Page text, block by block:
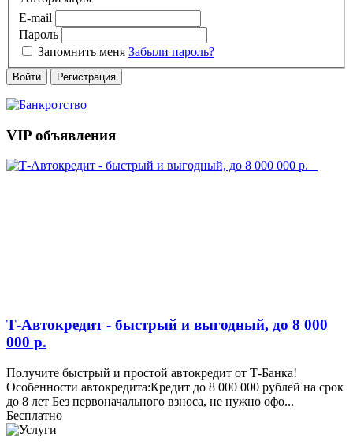
E-mail
Пароль
Запомнить меня Забыли пароль?
Войти Регистрация
VIP объявления
Т-Автокредит - быстрый и выгодный, до 8 000
000 р.
Получите быстрый и простой автокредит от Т-Банка!
Особенности автокредита:Кредит до 8 000 000 рублей на срок
до 8 лет Без первоначального взноса, не нужно офо...
Бесплатно